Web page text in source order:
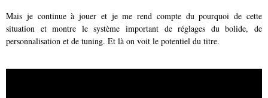
Mais je continue à jouer et je me rend compte du pourquoi de cette
situation et montre le système important de réglages du bolide, de
personnalisation et de tuning. Et là on voit le potentiel du titre.